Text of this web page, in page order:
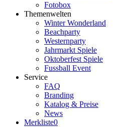
Fotobox
Themenwelten
Winter Wonderland
Beachparty
Westernparty
Jahrmarkt Spiele
Oktoberfest Spiele
Fussball Event
Service
FAQ
Branding
Katalog & Preise
News
Merkliste0